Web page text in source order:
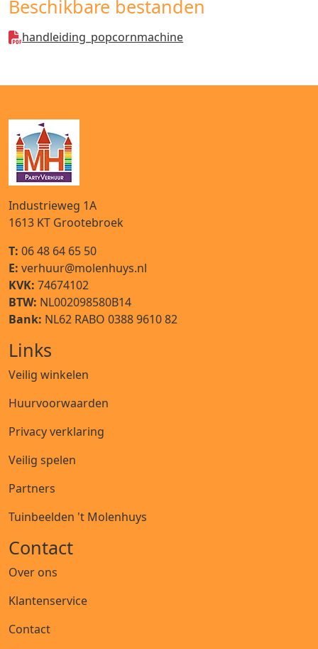
Beschikbare bestanden
handleiding_popcornmachine
Industrieweg 1A
1613 KT Grootebroek
T: 06 48 64 65 50
E: verhuur@molenhuys.nl
KVK: 74674102
BTW: NL002098580B14
Bank: NL62 RABO 0388 9610 82
Links
Veilig winkelen
Huurvoorwaarden
Privacy verklaring
Veilig spelen
Partners
Tuinbeelden 't Molenhuys
Contact
Over ons
Klantenservice
Contact